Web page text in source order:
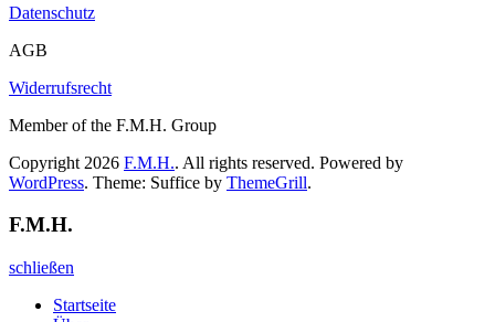
Datenschutz
AGB
Widerrufsrecht
Member of the F.M.H. Group
Copyright 2026 F.M.H.. All rights reserved. Powered by
WordPress. Theme: Suffice by ThemeGrill.
F.M.H.
schließen
Startseite